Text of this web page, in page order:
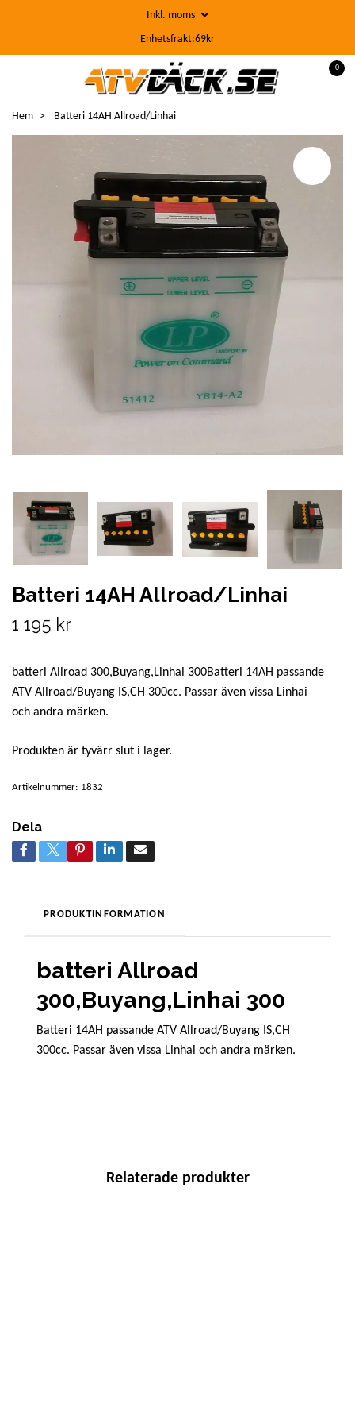
Inkl. moms
Enhetsfrakt:69kr
0
Hem Batteri 14AH Allroad/Linhai
Batteri 14AH Allroad/Linhai
1 195 kr
batteri Allroad 300,Buyang,Linhai 300Batteri 14AH passande
ATV Allroad/Buyang IS,CH 300cc. Passar även vissa Linhai
och andra märken.
Produkten är tyvärr slut i lager.
Artikelnummer: 1832
Dela
PRODUKTINFORMATION
batteri Allroad
300,Buyang,Linhai 300
Batteri 14AH passande ATV Allroad/Buyang IS,CH
300cc. Passar även vissa Linhai och andra märken.